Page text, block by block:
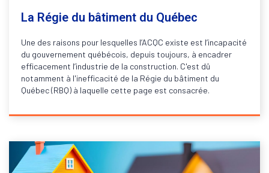
La Régie du bâtiment du Québec
Une des raisons pour lesquelles l’ACQC existe est l’incapacité
du gouvernement québécois, depuis toujours, à encadrer
efficacement l’industrie de la construction. C'est dû
notamment à l'inefficacité de la Régie du bâtiment du
Québec (RBQ) à laquelle cette page est consacrée.